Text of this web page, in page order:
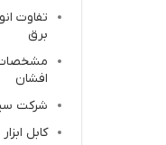
تفاوت
برق
مشخصات
افشان
شرکت
کابل